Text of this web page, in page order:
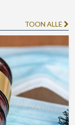
TOON ALLE